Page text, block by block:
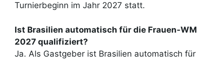
Turnierbeginn im Jahr 2027 statt.
Ist Brasilien automatisch für die Frauen-WM
2027 qualifiziert?
Ja. Als Gastgeber ist Brasilien automatisch für